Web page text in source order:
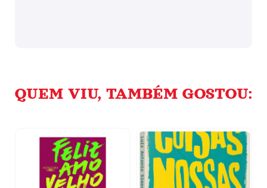
QUEM VIU, TAMBÉM GOSTOU: